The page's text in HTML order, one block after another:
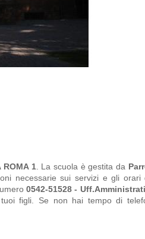
ROMA 1. La scuola è gestita da
necessarie sui servizi e gli
0542-51528 -
figli. Se non hai tempo di